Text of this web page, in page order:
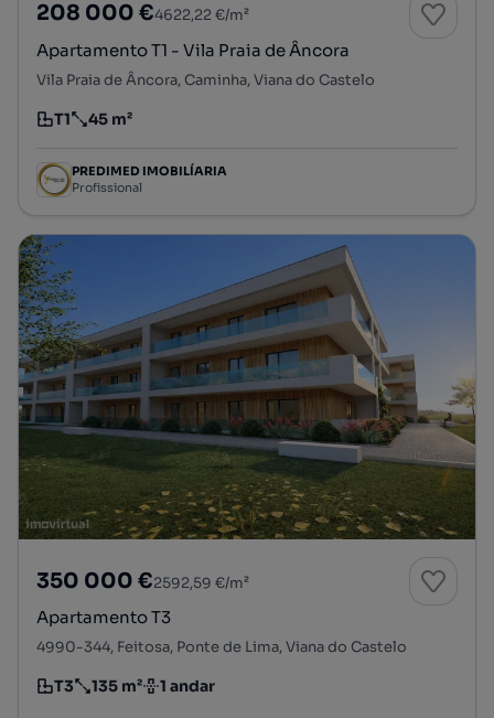
208 000 €4622,22 €/m²
Apartamento T1 - Vila Praia de Âncora
Vila Praia de Âncora, Caminha, Viana do Castelo
Tipologia
T1
Preço por metro quadrado
45 m²
PREDIMED IMOBILÍARIA
Profissional
350 000 €2592,59 €/m²
Apartamento T3
4990-344, Feitosa, Ponte de Lima, Viana do Castelo
Tipologia
T3
Preço por metro quadrado
135 m²
Andar 1 andar